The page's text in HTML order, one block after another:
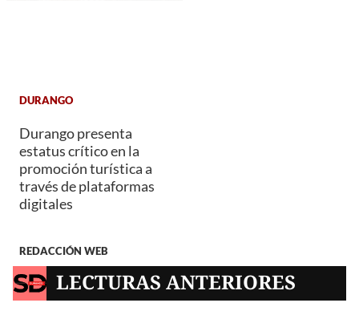
DURANGO
Durango presenta
estatus crítico en la
promoción turística a
través de plataformas
digitales
REDACCIÓN WEB
LECTURAS ANTERIORES